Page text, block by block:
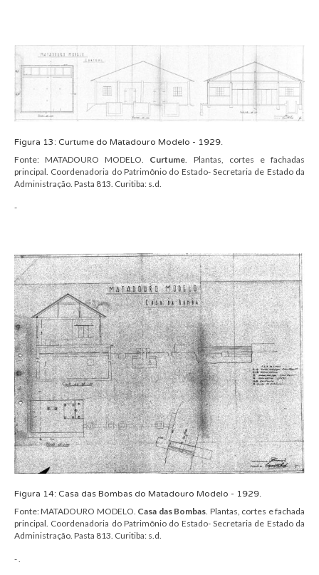
Figura 13 : Curtume do Matadouro Modelo - 1929.
Fonte: MATADOURO MODELO. Curtume
Plantas, cortes e fachadas
principal. Coordenadoria do Patrimônio do Estado- Secretaria de Estado da
Administração. Pasta 813. Curitiba: s.d.
-
Figura 14: Casa das Bombas do Matadouro Modelo - 1929.
Fonte:MATADOURO MODELO. Casa das Bombas. Plantas, cortes e fachada
principal. Coordenadoria do Patrimônio do Estado- Secretaria de Estado da
Administração. Pasta 813. Curitiba: s.d.
-.